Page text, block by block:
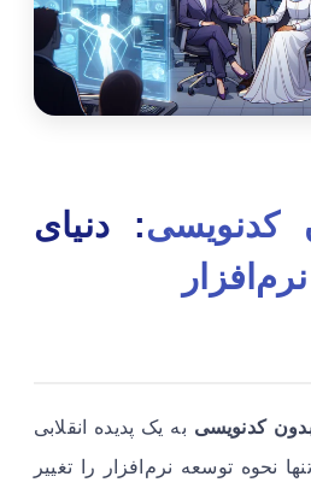
کدنویسی: دنیای
بدون کدنویسی به یک پدیده انقلابی
نحوه توسعه نرم‌افزار را تغییر